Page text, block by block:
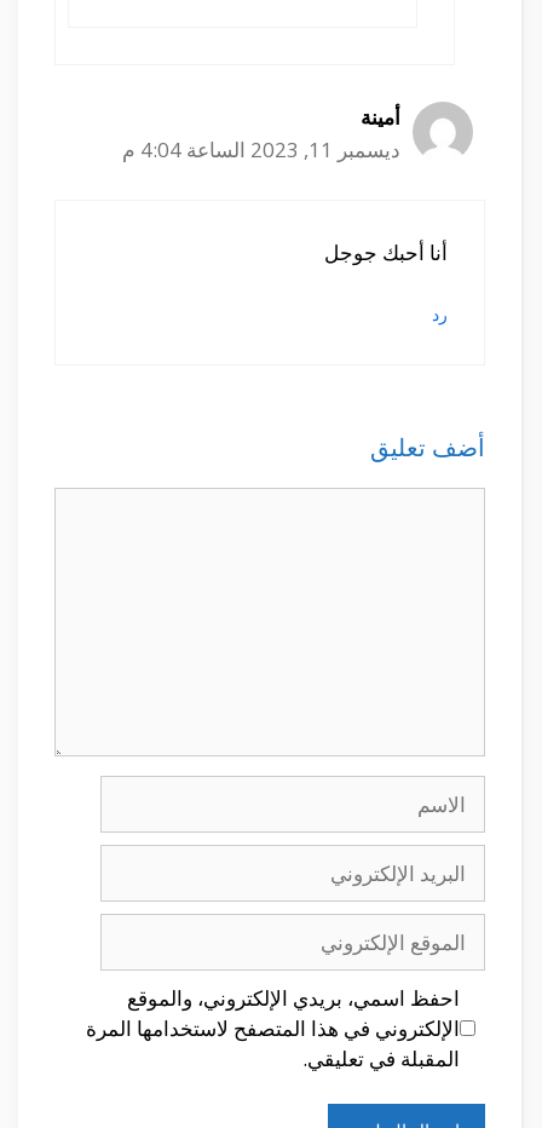
أمينة
ديسمبر 11, 2023 الساعة 4:04 م
أنا أحبك جوجل
رد
أضف تعليق
الإلكتروني
الإلكتروني
احفظ اسمي، بريدي الإلكتروني، والموقع
الإلكتروني في هذا المتصفح لاستخدامها المرة
المقبلة في تعليقي.